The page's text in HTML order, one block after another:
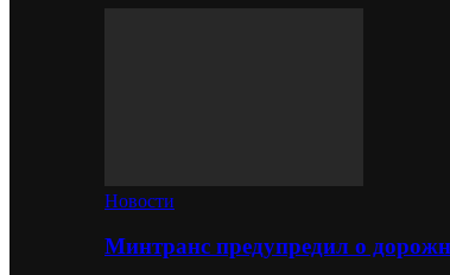
Новости
Минтранс предупредил о